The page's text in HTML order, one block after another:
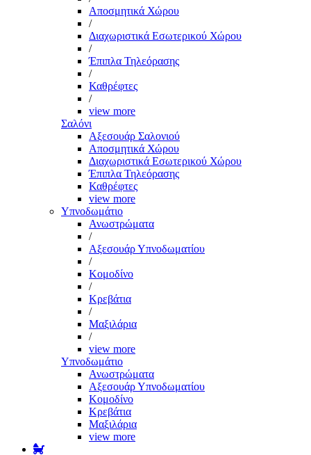
Αποσμητικά Χώρου
/
Διαχωριστικά Εσωτερικού Χώρου
/
Έπιπλα Τηλεόρασης
/
Καθρέφτες
/
view more
Σαλόνι
Αξεσουάρ Σαλονιού
Αποσμητικά Χώρου
Διαχωριστικά Εσωτερικού Χώρου
Έπιπλα Τηλεόρασης
Καθρέφτες
view more
Υπνοδωμάτιο
Ανωστρώματα
/
Αξεσουάρ Υπνοδωματίου
/
Κομοδίνο
/
Κρεβάτια
/
Μαξιλάρια
/
view more
Υπνοδωμάτιο
Ανωστρώματα
Αξεσουάρ Υπνοδωματίου
Κομοδίνο
Κρεβάτια
Μαξιλάρια
view more